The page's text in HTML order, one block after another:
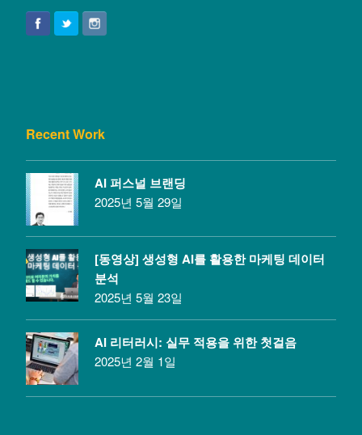
Recent Work
AI 퍼스널 브랜딩
2025년 5월 29일
[동영상] 생성형 AI를 활용한 마케팅 데이터
분석
2025년 5월 23일
AI 리터러시: 실무 적용을 위한 첫걸음
2025년 2월 1일